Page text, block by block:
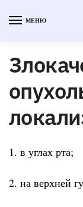
МЕНЮ
1. в углах рта;
2. на верхней